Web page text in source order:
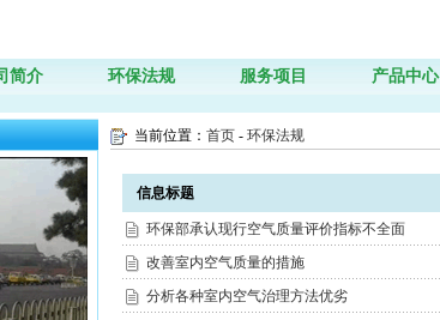
简介 环保法规 服务项目 产品中心
当前位置： 首页- 环保法规
信息标题
环保部承认现行空气质量评价指标不全面
改善室内空气质量的措施
分析各种室内空气治理方法优劣